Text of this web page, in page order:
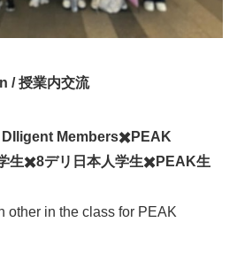
/授業内交流
Members✖️PEAK
生✖️8デリ日本人学生✖️PEAK生
other in the class for PEAK